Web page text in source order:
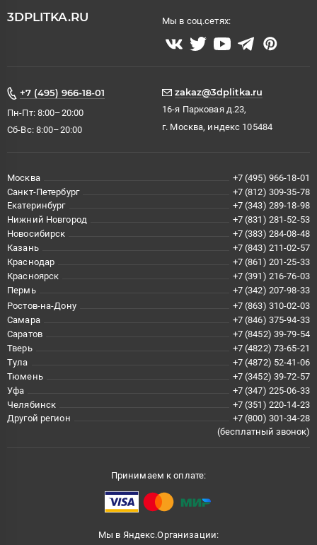
3DPLITKA.RU Мы в соц.сетях:
+7 (495) 966-18-01
Пн-Пт: 8:00–20:00
Сб-Вс: 8:00–20:00
zakaz@3dplitka.ru
16-я Парковая д.23,
г. Москва, индекс 105484
Москва
+7 (495) 966-18-01
Санкт-Петербург
+7 (812) 309-35-78
Екатеринбург
+7 (343) 289-18-98
Нижний Новгород
+7 (831) 281-52-53
Новосибирск
+7 (383) 284-08-48
Казань
+7 (843) 211-02-57
Краснодар
+7 (861) 201-25-33
Красноярск
+7 (391) 216-76-03
Пермь
+7 (342) 207-98-33
Ростов-на-Дону
+7 (863) 310-02-03
Самара
+7 (846) 375-94-33
Саратов
+7 (8452) 39-79-54
Тверь
+7 (4822) 73-65-21
Тула
+7 (4872) 52-41-06
Тюмень
+7 (3452) 39-72-57
Уфа
+7 (347) 225-06-33
Челябинск
+7 (351) 220-14-23
Другой регион
+7 (800) 301-34-28
(бесплатный звонок)
Принимаем к оплате:
Мы в Яндекс.Организации: